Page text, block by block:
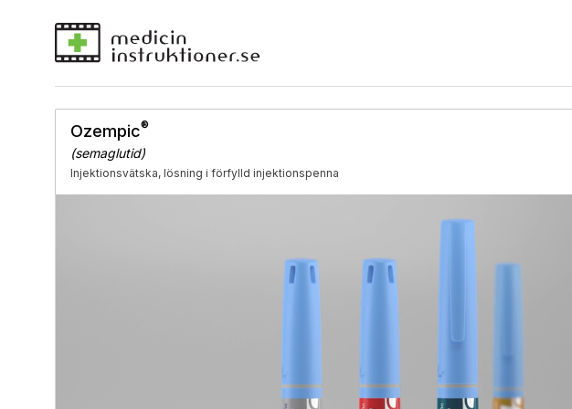
Ozempic®
(semaglutid)
Injektionsvätska, lösning i förfylld injektionspenna